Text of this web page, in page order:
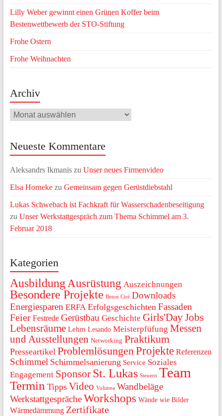
Lilly Weber gewinnt einen Grünen Koffer beim
Bestenwettbewerb der STO-Stiftung
Frohe Ostern
Frohe Weihnachten
Archiv
Archiv
Neueste Kommentare
Aleksandrs Ikmaniszu Unser neues Firmenvideo
Elsa Hornekezu Gemeinsam gegen Gerüstdiebstahl
Lukas Schwebach ist Fachkraft für Wasserschadenbeseitigung
zu Unser Werkstattgespräch zum Thema Schimmel am 3.
Februar 2018
Kategorien
Ausbildung Ausrüstung Auszeichnungen
Besondere Projekte Beton Ciré Downloads
Energiesparen ERFA Erfolgsgeschichten Fassaden
Feier Festrede Gerüstbau Geschichte Girls'DayJobs
Lebensräume Lehm Lesando Meisterpfüfung Messen
und Ausstellungen Networking Praktikum
Presseartikel ProblemlösungenProjekte Referenzen
Schimmel Schimmelsanierung Service Soziales
Engagement Sponsor St. Lukas Steuern Team
Termin Tipps Video Volimea Wandbeläge
Werkstattgespräche Workshops Wände wie Bilder
Wärmedämmung Zertifikate